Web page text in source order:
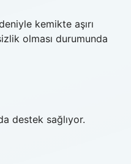
kemikte aşırı
olması durumunda
destek sağlıyor.